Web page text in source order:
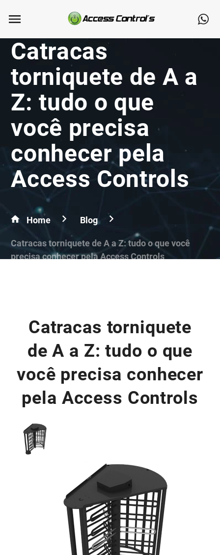
Catracas
torniquete de A a
Z: tudo o que
você precisa
conhecer pela
Access Controls
Home Blog
Catracas torniquete de A a Z: tudo o que você
precisa conhecer pela Access Controls
Catracas torniquete
de A a Z: tudo o que
você precisa conhecer
pela Access Controls